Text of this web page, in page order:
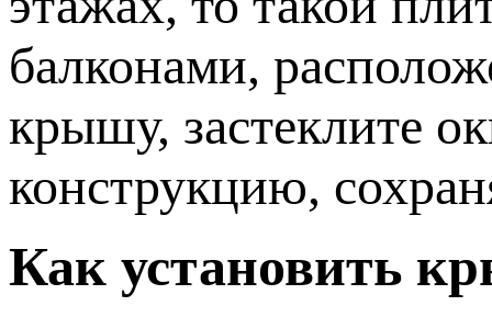
балконами,
крышу, застеклите
конструкцию,
Как установить